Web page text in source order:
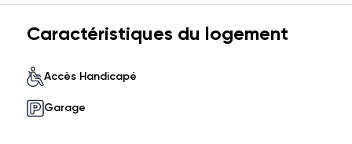
Caractéristiques du logement
Accès Handicapé
Garage